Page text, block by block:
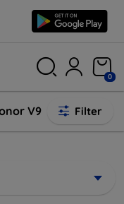
0
V9 Filter